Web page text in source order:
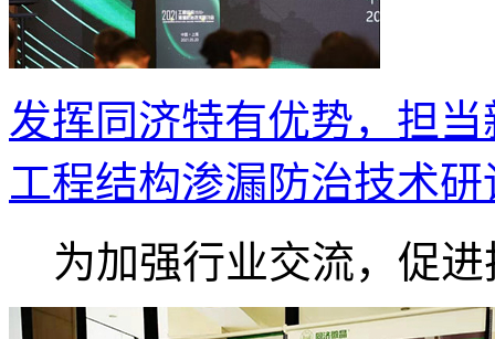
发挥同济特有优势，担
工程结构渗漏防治技术研
为加强行业交流，促进